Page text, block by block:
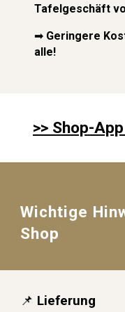
Tafelgeschäft
➡ Geringere
alle!
>> Shop-
Wichtige
Shop
📌 Lieferung